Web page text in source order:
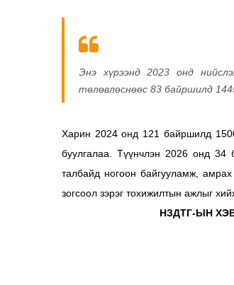
Энэ хүрээнд 2023 онд
төлөвлөснөөс 83 байршилд
Харин 2024 онд 121 байршилд
буулгалаа. Түүнчлэн 2026 онд
талбайд ногоон байгууламж,
зогсоол зэрэг тохижилтын ажлыг
НЗДТГ-ЫН